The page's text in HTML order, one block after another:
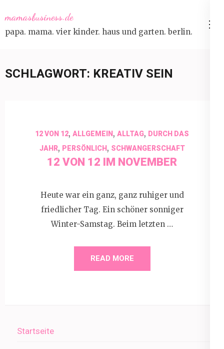
to
content
mamasbusiness.de
papa. mama. vier kinder. haus und garten. berlin.
SCHLAGWORT: KREATIV SEIN
12 VON 12, ALLGEMEIN , ALLTAG, DURCH DAS
JAHR, PERSÖNLICH, SCHWANGERSCHAFT
12 VON 12 IM NOVEMBER
Heute war ein ganz, ganz ruhiger und
friedlicher Tag. Ein schöner sonniger
Winter-Samstag. Beim letzten …
READ MORE
Startseite